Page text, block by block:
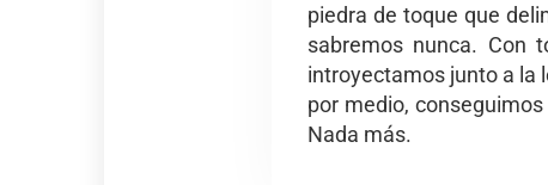
piedra de toque que
sabremos nunca. Con
introyectamos junto a la
por medio,
Nada más.